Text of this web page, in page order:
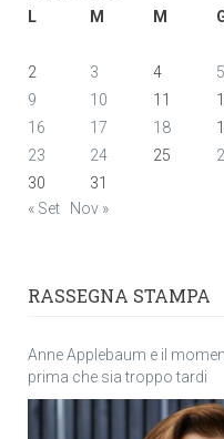
L
M M
2
3 4 5
9
10 11
16
17 18
23
24 25
30
31
« Set
Nov »
RASSEGNA STAMPA
Anne Applebaum e il
prima che sia troppo tardi